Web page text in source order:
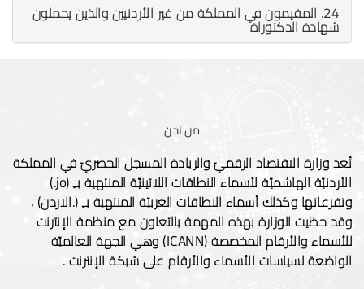
24. المقيمون في المملكة من غير الأردنيين والذين يحملون
شهادة الدكتوراة
من نحن
تُعد وزارة الاقتصاد الرقميّ والريادة المسجل الحصريّ في المملكة
الأردنيّة الهاشميّة لأسماء النطاقات اللاتينيّة المنتهية بـِ (jo.)
وتفرعاتها وكذلك أسماء النطاقات العربيّة المنتهية بـِ (.الاردن) ،
وقد حظيت الوزارة بهذه المهمة بالتعاون مع منظمة الإنترنت
للأسماء والأرقام المخصصة (ICANN) وهي الجهة العالميّة
الواضعة لسياسات الأسماء والأرقام على شبكة الإنترنت .